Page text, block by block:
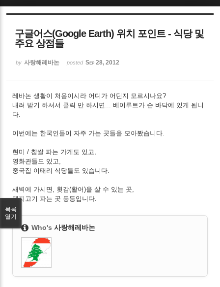
구글어스(Google Earth) 위치 포인트 - 식당 및
주요 상점들
by 사랑해레바논 posted Sep 28, 2012
레바논 생활이 처음이시라 어디가 어딘지 모르시나요?
내려 받기 하셔서 클릭 만 하시면... 베이루트가 손 바닥에 있게 됩니
다.
이번에는 한국인들이 자주 가는 곳들을 모아봤습니다.
현미 / 찹쌀 파는 가게도 있고,
영화관들도 있고,
중국집 이태리 식당들도 있습니다.
새벽에 가시면, 횟감(활어)을 살 수 있는 곳,
돼지고기 파는 곳 등등입니다.
Who's 사랑해레바논
목록
열기
Sketchbook5, 스케치북5
Sketchbook5, 스케치북5